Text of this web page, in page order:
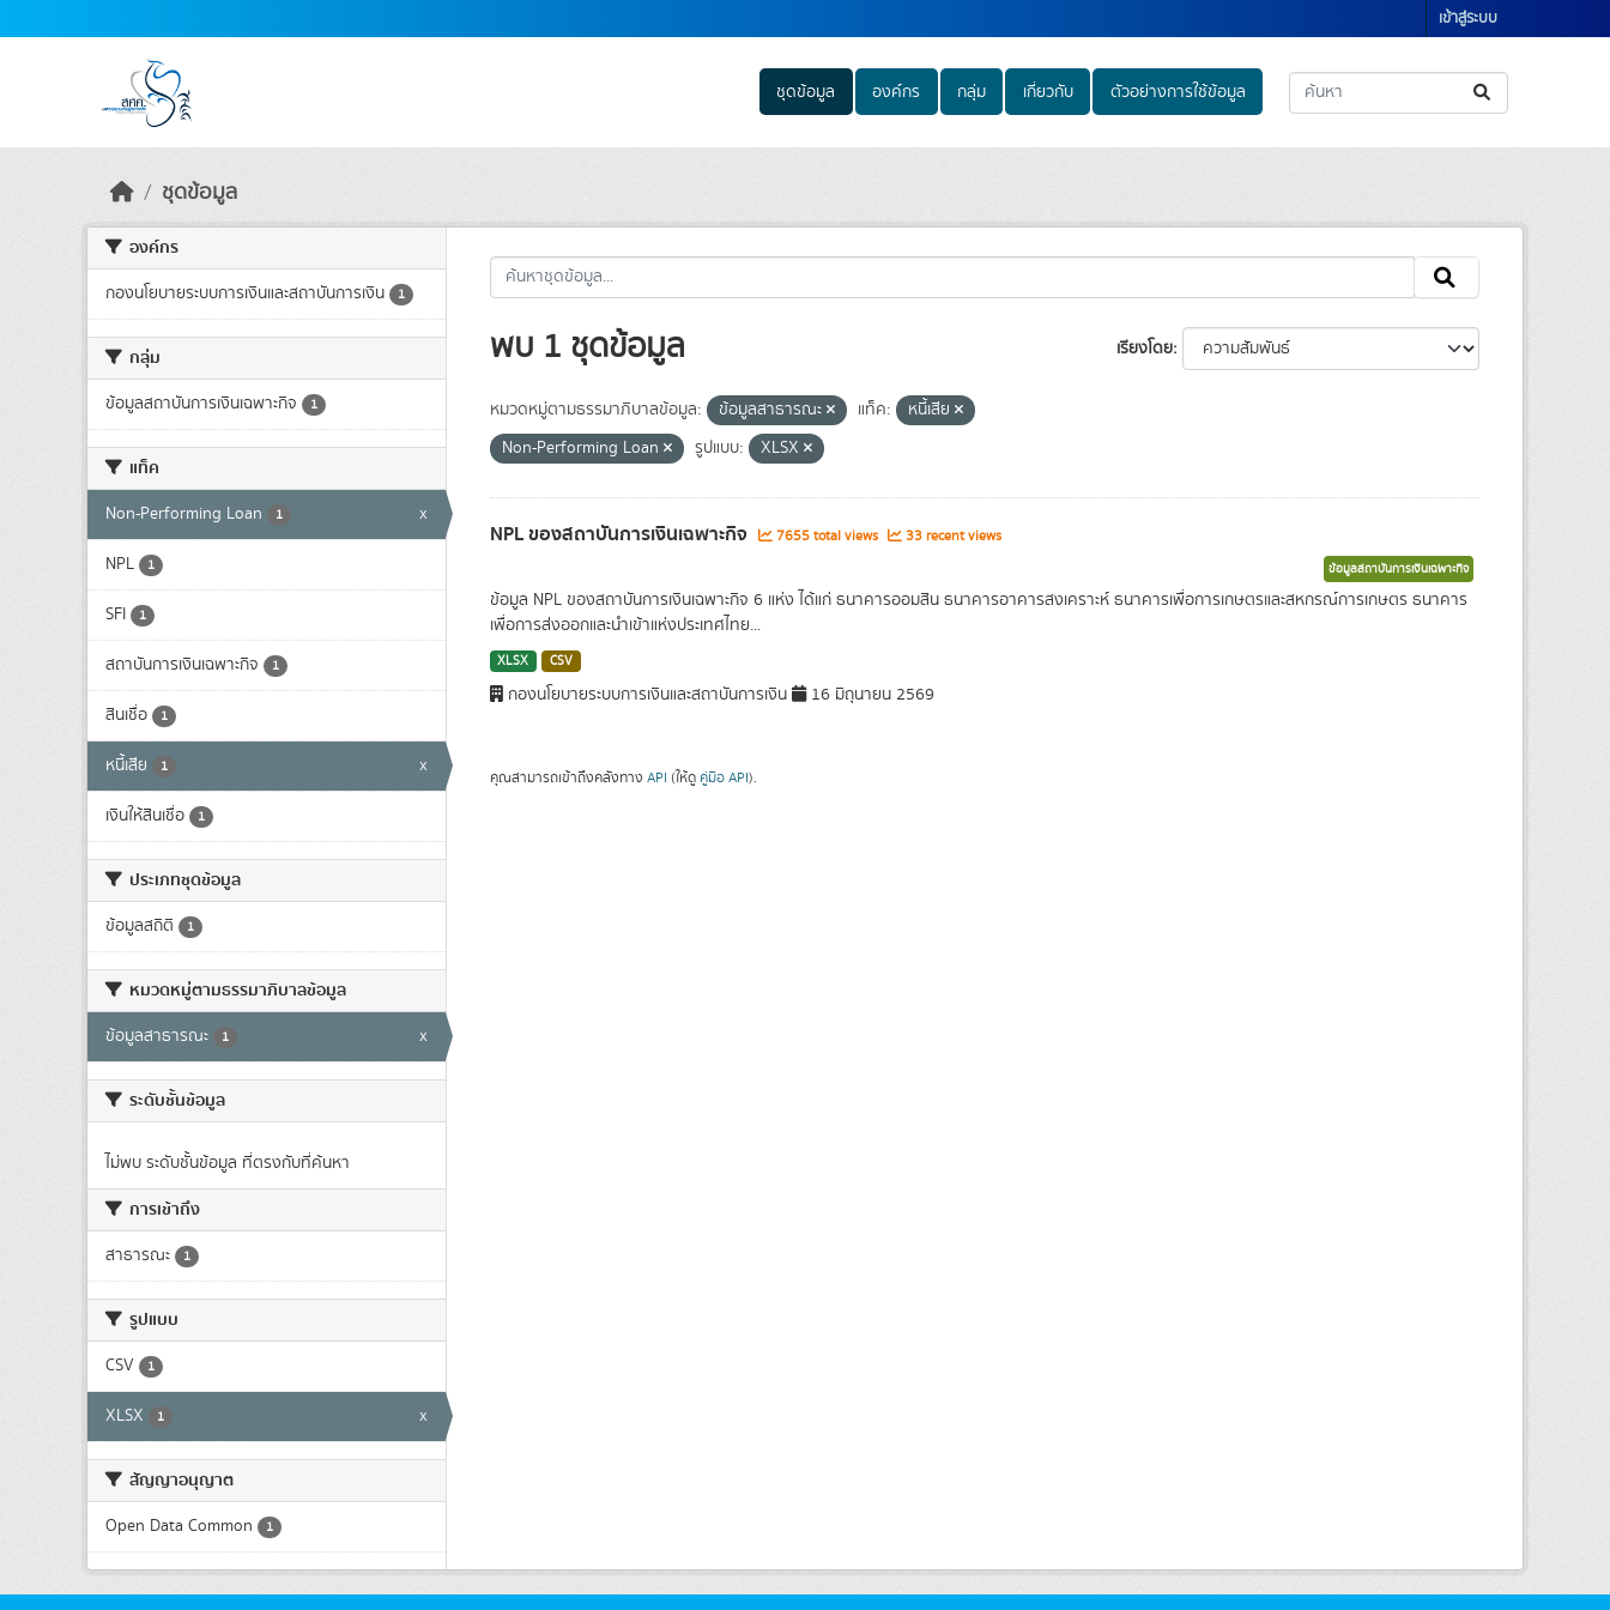
เข้าสู่ระบบ
ชุดข้อมูล องค์กร กลุ่ม เกี่ยวกับ ตัวอย่างการใช้ข้อมูล
ชุดข้อมูล
องค์กร
กองนโยบายระบบการเงินและสถาบันการเงิน 1
กลุ่ม
ข้อมูลสถาบันการเงินเฉพาะกิจ 1
แท็ค
Non-Performing Loan 1 x
NPL 1
SFI 1
สถาบันการเงินเฉพาะกิจ 1
สินเชื่อ 1
หนี้เสีย 1 x
เงินให้สินเชื่อ 1
ประเภทชุดข้อมูล
ข้อมูลสถิติ 1
หมวดหมู่ตามธรรมาภิบาลข้อมูล
ข้อมูลสาธารณะ 1 x
ระดับชั้นข้อมูล
ไม่พบ ระดับชั้นข้อมูล ที่ตรงกับที่ค้นหา
การเข้าถึง
สาธารณะ 1
รูปแบบ
CSV 1
XLSX 1 x
สัญญาอนุญาต
Open Data Common 1
เรียงโดย
พบ 1 ชุดข้อมูล
หมวดหมู่ตามธรรมาภิบาลข้อมูล: ข้อมูลสาธารณะ แท็ค:
หนี้เสีย
Non-Performing Loan
รูปแบบ: XLSX
NPL ของสถาบันการเงินเฉพาะกิจ 7655 total views 33 recent views
ข้อมูลสถาบันการเงินเฉพาะกิจ
ข้อมูล NPL ของสถาบันการเงินเฉพาะกิจ 6 แห่ง ได้แก่ ธนาคารออมสิน ธนาคารอาคารสงเคราะห์ ธนาคารเพื่อการเกษตรและสหกรณ์การเกษตร ธนาคาร
เพื่อการส่งออกและนำเข้าแห่งประเทศไทย...
XLSX CSV
กองนโยบายระบบการเงินและสถาบันการเงิน 16 มิถุนายน 2569
คุณสามารถเข้าถึงคลังทาง API (ให้ดู คู่มือ API).